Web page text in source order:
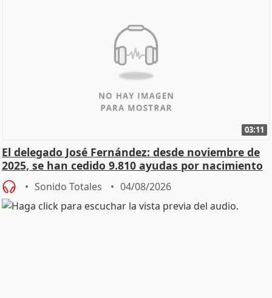
03:11
El delegado José Fernández: desde noviembre de
2025, se han cedido 9.810 ayudas por nacimiento
Sonido Totales 04/08/2026